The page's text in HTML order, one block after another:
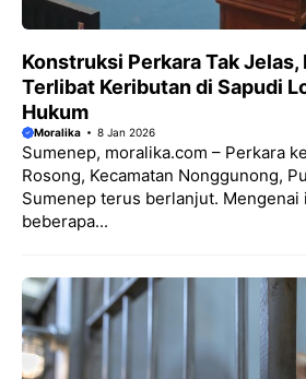
Konstruksi Perkara Tak Jelas,
Terlibat Keributan di Sapudi
Hukum
Moralika 8 Jan 2026
Sumenep, moralika.com – Perkara
Rosong, Kecamatan Nonggunong,
Sumenep terus berlanjut. Mengenai
beberapa...